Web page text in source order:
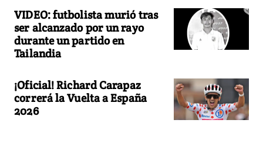
VIDEO: futbolista murió tras
ser alcanzado por un rayo
durante un partido en
Tailandia
¡Oficial! Richard Carapaz
correrá la Vuelta a España
2026